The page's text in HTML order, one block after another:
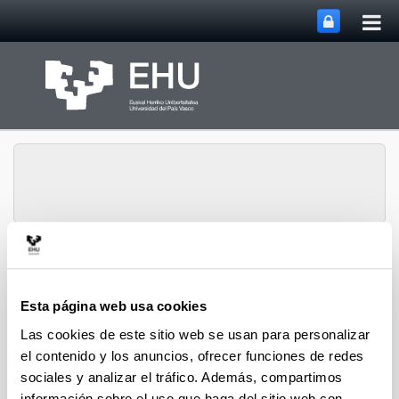
Esta página web usa cookies
Las cookies de este sitio web se usan para personalizar
el contenido y los anuncios, ofrecer funciones de redes
sociales y analizar el tráfico. Además, compartimos
Departamento de
Ecología
Estudios de postgrado